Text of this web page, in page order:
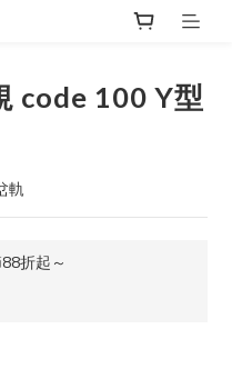
code 100 Y型
軌
折起～